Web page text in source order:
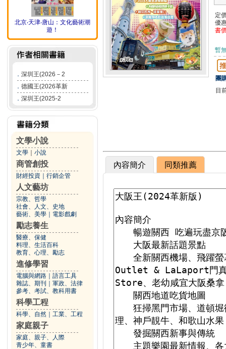
北京‧天津‧唐山：文化藝術潮
遊！
． 深圳王(2026－2
． 德國王(2026革新
． 深圳王(2025-2
文學小說
文學 小說
商管創投
財經投資 行銷企管
人文藝坊
宗教、哲學
社會、人文、史地
藝術、美學
電影戲劇
勵志養生
醫療、保健
料理、生活百科
教育、心理、勵志
進修學習
電腦與網路
語言工具
雜誌、期刊
軍政、法律
參考、考試、教科用書
科學工程
科學、自然 工業、工程
家庭親子
家庭、親子、人際
青少年、童書
定
優
書
暫
團
目
內容簡介 同類推薦